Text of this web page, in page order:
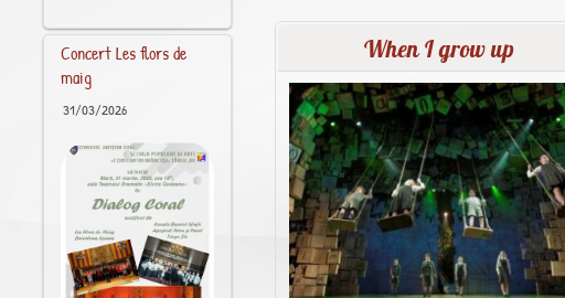
Concert Les flors de
maig
31/03/2026
When I grow up